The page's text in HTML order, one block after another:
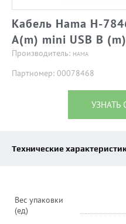
Кабель Hama H-
A(m) mini USB B
Производитель: HAMA
Партномер: 00078468
УЗНАТЬ
Технические
Вес упаковки
(ед)